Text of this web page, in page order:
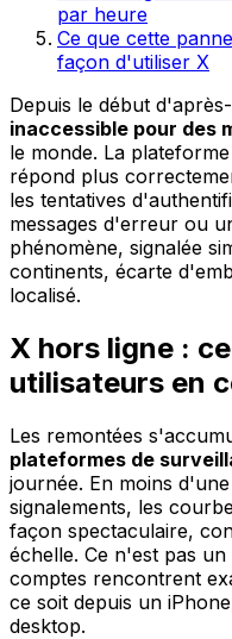
par heure
Ce que cette
façon d'utiliser X
Depuis le début
inaccessible pour des
le monde. La
répond plus
les tentatives
messages d'erreur ou
phénomène, signalée
continents, écarte
localisé.
X hors ligne :
utilisateurs en
Les remontées
plateformes de
journée. En moins
signalements, les
façon spectaculaire,
échelle. Ce n'est pas
comptes rencontrent
ce soit depuis un
desktop.